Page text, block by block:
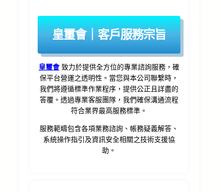
皇璽會｜客戶服務宗旨
皇璽會致力於提供全方位的專業諮詢服務，確
保平台營運之透明性。當您與本公司聯繫時，
我們將遵循標準作業程序，提供公正且詳盡的
答覆。透過專業客服團隊，我們確保溝通流程
符合業界最高服務標準。
服務範疇包含各項業務諮詢、帳務疑義解答、
系統操作指引及資訊安全相關之技術支援協
助。